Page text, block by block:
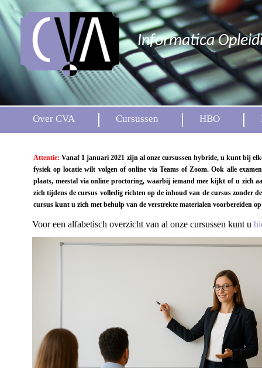
Informatica
Over CVA Cursussen HBO
Attentie: Vanaf 1 januari 2021 zijn al onze cursussen hybride, u kunt bij
fysiek op locatie wilt volgen of online via Teams of Zoom. Ook alle
plaats, meestal via online proctoring, waarbij iemand mee kijkt of u zich
zich tijdens de cursus volledig richten op de inhoud van de cursus zonder
cursus kunt u zich met behulp van de verstrekte materialen voorbereiden op
Voor een alfabetisch overzicht van al onze cursussen kunt u